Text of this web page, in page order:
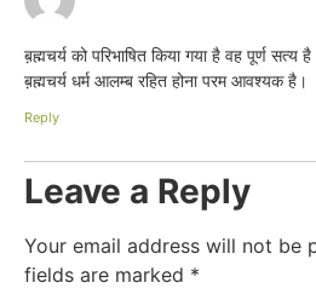
ब़ह्मचर्य को परिभाषित किया गया है वह पूर्ण
ब़ह्मचर्य धर्म आलम्ब रहित होना परम आवश्यक है।
Reply
Leave a Reply
Your email address will not be
fields are marked *